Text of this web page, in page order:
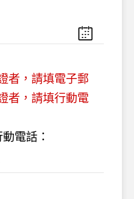
者，請填電子郵
者，請填行動電
電話：